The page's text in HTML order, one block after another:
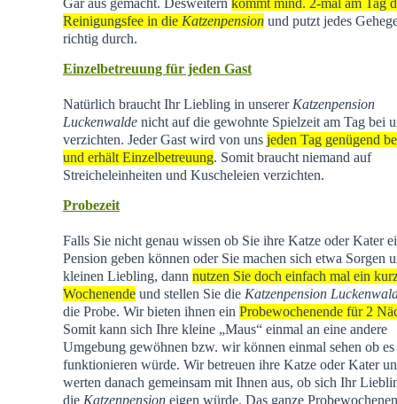
Gar aus gemacht. Desweitern kommt mind. 2-mal am Tag
Reinigungsfee in die Katzenpensionund putzt jedes
richtig durch.
Einzelbetreuung für jeden Gast
Natürlich braucht Ihr Liebling in unserer Katzenpension
Luckenwaldenicht auf die gewohnte Spielzeit am Tag bei
verzichten. Jeder Gast wird von uns jeden Tag genügend
und erhält Einzelbetreuung. Somit braucht niemand auf
Streicheleinheiten und Kuscheleien verzichten.
Probezeit
Falls Sie nicht genau wissen ob Sie ihre Katze oder Kater
Pension geben können oder Sie machen sich etwa Sorgen
kleinen Liebling, dann nutzen Sie doch einfach mal ein
Wochenendeund stellen Sie die Katzenpension
die Probe. Wir bieten ihnen ein Probewochenende für 2
Somit kann sich Ihre kleine „Maus“ einmal an eine andere
Umgebung gewöhnen bzw. wir können einmal sehen ob es
funktionieren würde. Wir betreuen ihre Katze oder Kater
werten danach gemeinsam mit Ihnen aus, ob sich Ihr
die Katzenpensioneigen würde. Das ganze